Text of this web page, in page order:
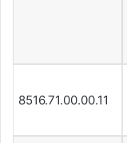
8516.71.00.00.11